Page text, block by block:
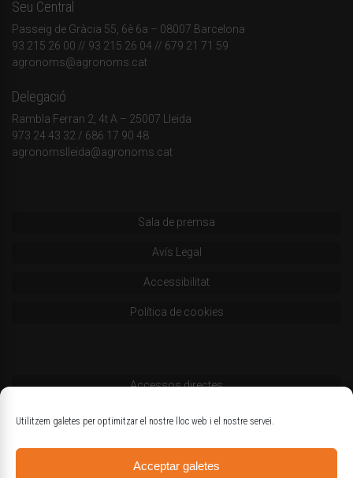
Utilitzem galetes per optimitzar el nostre lloc web i el nostre servei.
Acceptar galetes
Seu Central
Passeig de Gràcia 55, 6è 6a – 08007 Barcelona
93 215 26 00 // 93 215 26 04 // 679 21 71 59
agronoms@agronoms.cat
Delegació
Rambla Ferran 2, 4t A – 25007 Lleida
973 24 43 32 / 686 17 90 48
agronomslleida@agronoms.cat
Sala de premsa
Avís Legal
Accessibilitat
Política de cookies
Accessos directes
Codi deontològic
Logotips oficials